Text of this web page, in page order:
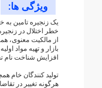
ویژگی ها:
یک زنجیره تامین به
خطر اختلال در
از مالکیت معنوی،
بازار و تهیه مواد
افزایش شناخت نام
تولید کنندگان خام
هرگونه تغییر در